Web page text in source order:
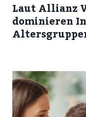
Laut Allianz
dominieren